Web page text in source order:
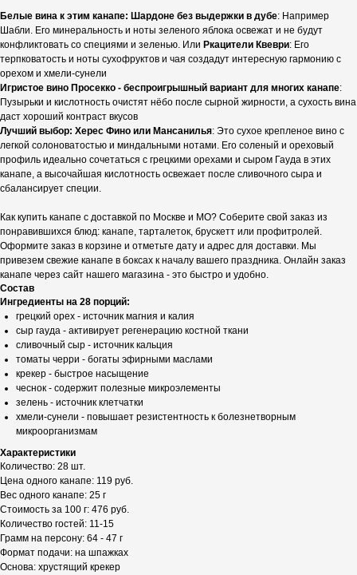
Белые вина к этим канапе: Шардоне без выдержки в дубе: Например
Шабли. Его минеральность и ноты зеленого яблока освежат и не будут
конфликтовать со специями и зеленью. Или Ркацители Квеври: Его
терпковатость и ноты сухофруктов и чая создадут интересную гармонию с
орехом и хмели-сунели
Игристое вино Просекко - беспроигрышный вариант для многих канапе:
Пузырьки и кислотность очистят нёбо после сырной жирности, а сухость вина
даст хороший контраст вкусов
Лучший выбор: Херес Фино или Мансанилья: Это сухое крепленое вино с
легкой солоноватостью и миндальными нотами. Его соленый и ореховый
профиль идеально сочетаться с грецкими орехами и сыром Гауда в этих
канапе, а высочайшая кислотность освежает после сливочного сыра и
сбалансирует специи.
Как купить канапе с доставкой по Москве и МО? Соберите свой заказ из
понравившихся блюд: канапе, тарталеток, брускетт или профитролей.
Оформите заказ в корзине и отметьте дату и адрес для доставки. Мы
привезем свежие канапе в боксах к началу вашего праздника. Онлайн заказ
канапе через сайт нашего магазина - это быстро и удобно.
Состав
Ингредиенты на 28 порций:
грецкий орех - источник магния и калия
сыр гауда - активирует регенерацию костной ткани
сливочный сыр - источник кальция
томаты черри - богаты эфирными маслами
крекер - быстрое насыщение
чеснок - содержит полезные микроэлементы
зелень - источник клетчатки
хмели-сунели - повышает резистентность к болезнетворным
микроорганизмам
Характеристики
Количество: 28 шт.
Цена одного канапе: 119 руб.
Вес одного канапе: 25 г
Стоимость за 100 г: 476 руб.
Количество гостей: 11-15
Грамм на персону: 64 - 47 г
Формат подачи: на шпажках
Основа: хрустящий крекер